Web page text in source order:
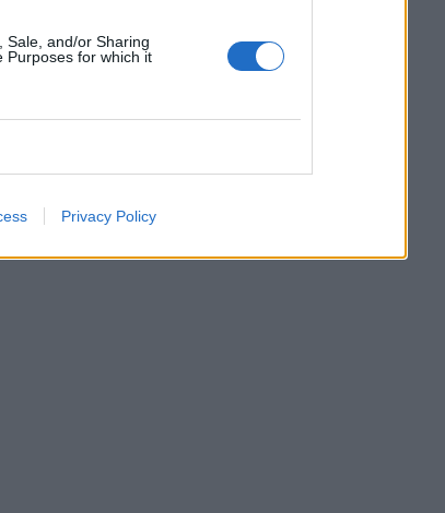
Sale, and/or Sharing
Purposes for which it
Privacy Policy